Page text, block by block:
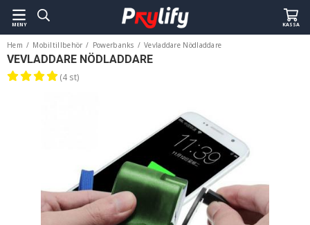
MENY KASSA
Hem / Mobiltillbehör / Powerbanks / Vevladdare Nödladdare
VEVLADDARE NÖDLADDARE
(4 st)